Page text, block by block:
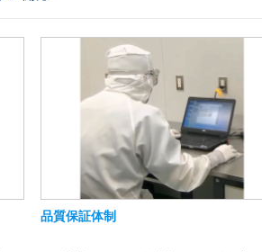
品質保証体制